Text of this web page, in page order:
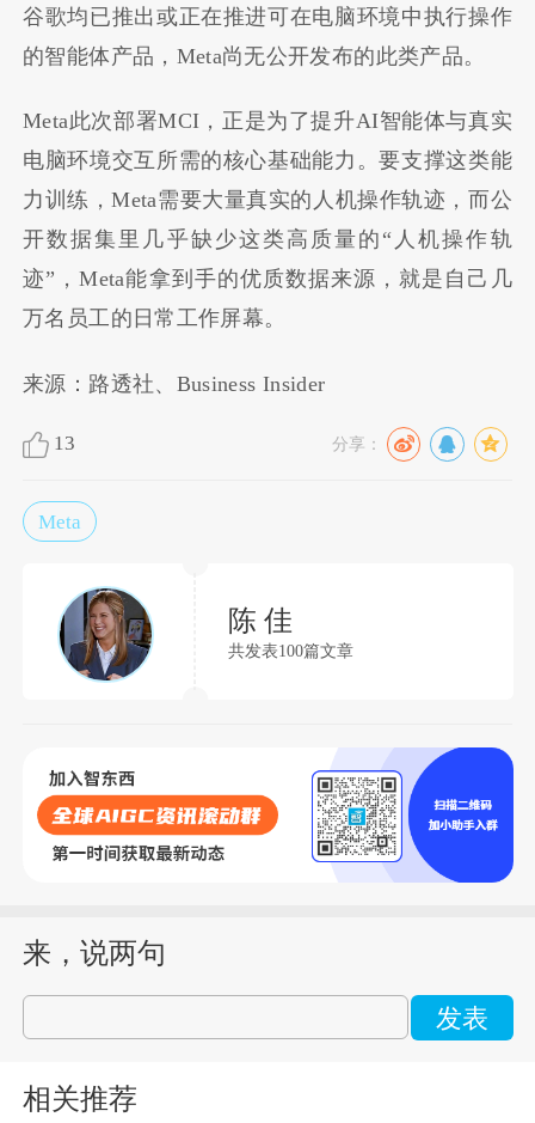
谷歌均已推出或正在推进可在电脑环境中执行操作
的智能体产品，Meta尚无公开发布的此类产品。
Meta此次部署MCI，正是为了提升AI智能体与真实
电脑环境交互所需的核心基础能力。要支撑这类能
力训练，Meta需要大量真实的人机操作轨迹，而公
开数据集里几乎缺少这类高质量的“人机操作轨
迹”，Meta能拿到手的优质数据来源，就是自己几
万名员工的日常工作屏幕。
来源：路透社、Business Insider
13 分享：
Meta
陈 佳
共发表100篇文章
来，说两句
发表
相关推荐